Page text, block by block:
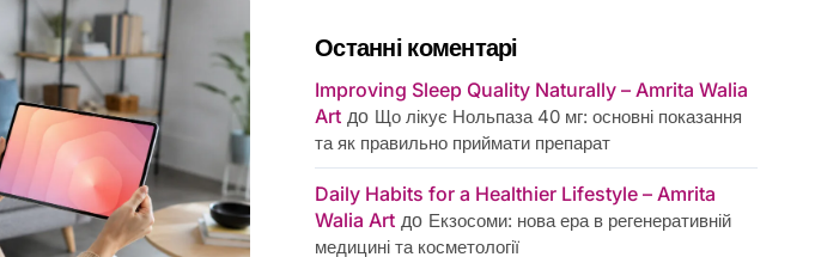
Останні коментарі
Improving Sleep Quality Naturally – Amrita Walia
Art до Що лікує Нольпаза 40 мг: основні показання
та як правильно приймати препарат
Daily Habits for a Healthier Lifestyle – Amrita
Walia Art до Екзосоми: нова ера в регенеративній
медицині та косметології